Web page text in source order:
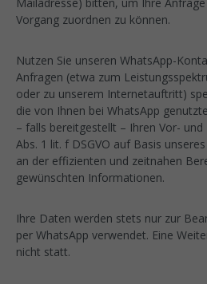
Vorgang zuordnen zu können.
Nutzen Sie unseren WhatsApp-
Anfragen (etwa zum
oder zu unserem Internetauftritt)
die von Ihnen bei WhatsApp
– falls bereitgestellt – Ihren Vor-
Abs. 1 lit. f DSGVO auf Basis
an der effizienten und zeitnahen
gewünschten Informationen.
Ihre Daten werden stets nur zur
per WhatsApp verwendet. Eine
nicht statt.